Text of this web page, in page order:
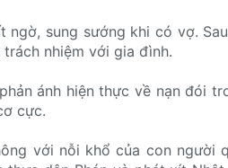
sung sướng khi có vợ.
nhiệm với gia đình.
ánh hiện thực về nạn đói
cực.
với nỗi khổ của con người